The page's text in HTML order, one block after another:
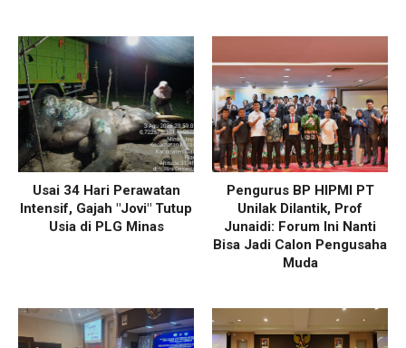
Usai 34 Hari Perawatan
Intensif, Gajah "Jovi" Tutup
Usia di PLG Minas
Pengurus BP HIPMI PT
Unilak Dilantik, Prof
Junaidi: Forum Ini Nanti
Bisa Jadi Calon Pengusaha
Muda